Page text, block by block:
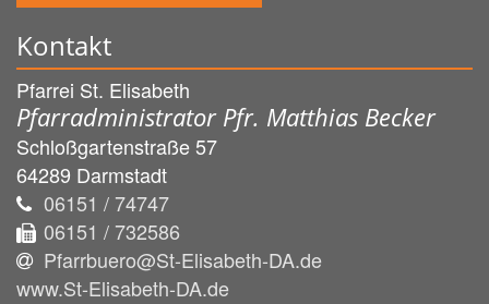
Kontakt
Pfarrei St. Elisabeth
Pfarradministrator Pfr. Matthias Becker
Schloßgartenstraße 57
64289 Darmstadt
06151 / 74747
06151 / 732586
Pfarrbuero@St-Elisabeth-DA.de
www.St-Elisabeth-DA.de